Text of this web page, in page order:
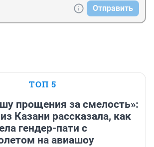
Отправить
ТОП 5
прощения за смелость»:
Казани рассказала, как
гендер-пати с
на авиашоу